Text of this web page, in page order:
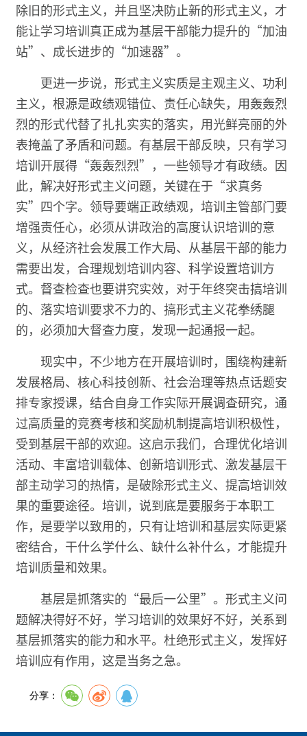
除旧的形式主义，并且坚决防止新的形式主义，才
能让学习培训真正成为基层干部能力提升的“加油
站”、成长进步的“加速器”。
更进一步说，形式主义实质是主观主义、功利
主义，根源是政绩观错位、责任心缺失，用轰轰烈
烈的形式代替了扎扎实实的落实，用光鲜亮丽的外
表掩盖了矛盾和问题。有基层干部反映，只有学习
培训开展得“轰轰烈烈”，一些领导才有政绩。因
此，解决好形式主义问题，关键在于“求真务
实”四个字。领导要端正政绩观，培训主管部门要
增强责任心，必须从讲政治的高度认识培训的意
义，从经济社会发展工作大局、从基层干部的能力
需要出发，合理规划培训内容、科学设置培训方
式。督查检查也要讲究实效，对于年终突击搞培训
的、落实培训要求不力的、搞形式主义花拳绣腿
的，必须加大督查力度，发现一起通报一起。
现实中，不少地方在开展培训时，围绕构建新
发展格局、核心科技创新、社会治理等热点话题安
排专家授课，结合自身工作实际开展调查研究，通
过高质量的竞赛考核和奖励机制提高培训积极性，
受到基层干部的欢迎。这启示我们，合理优化培训
活动、丰富培训载体、创新培训形式、激发基层干
部主动学习的热情，是破除形式主义、提高培训效
果的重要途径。培训，说到底是要服务于本职工
作，是要学以致用的，只有让培训和基层实际更紧
密结合，干什么学什么、缺什么补什么，才能提升
培训质量和效果。
基层是抓落实的“最后一公里”。形式主义问
题解决得好不好，学习培训的效果好不好，关系到
基层抓落实的能力和水平。杜绝形式主义，发挥好
培训应有作用，这是当务之急。
分享：